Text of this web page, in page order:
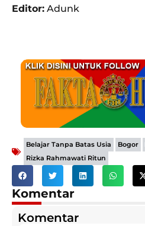
Editor: Adunk
Belajar Tanpa Batas Usia Bogor
Rizka Rahmawati Ritun
Komentar
Komentar